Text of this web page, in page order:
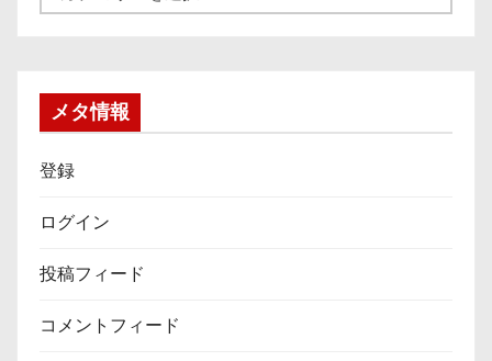
テ
メタ情報
登録
ログイン
投稿フィード
コメントフィード